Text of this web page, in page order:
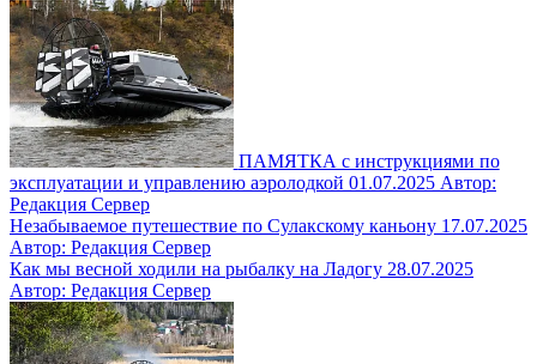
ПАМЯТКА с инструкциями по
эксплуатации и управлению аэролодкой 01.07.2025 Автор:
Редакция Сервер
Незабываемое путешествие по Сулакскому каньону 17.07.2025
Автор: Редакция Сервер
Как мы весной ходили на рыбалку на Ладогу 28.07.2025
Автор: Редакция Сервер